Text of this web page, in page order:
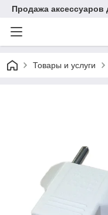
Продажа аксессуаров
Товары и услуги